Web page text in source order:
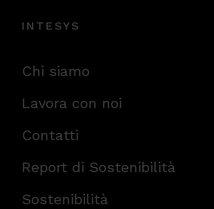
INTESYS
Chi siamo
Lavora con noi
Contatti
Report di Sostenibilità
Sostenibilità